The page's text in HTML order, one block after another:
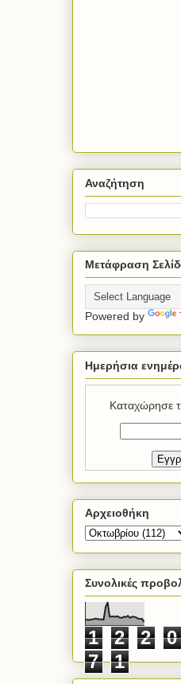
Αναζήτηση
Μετάφραση
Powered by
Ημερήσια
Καταχώρησε
Αρχειοθήκη
Συνολικές
1 2 2 0
7
1